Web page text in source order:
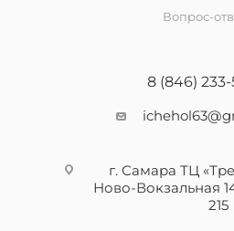
Вопрос-
8 (846)
г. Самара ТЦ
Ново-Вокзальная
215